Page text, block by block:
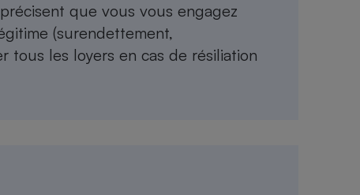
que vous vous engagez
(surendettement,
tous les loyers en cas de résiliation